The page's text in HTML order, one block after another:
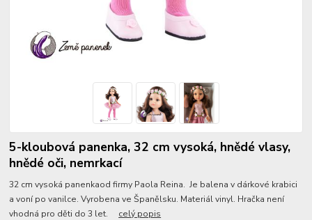
5-kloubová panenka, 32 cm vysoká, hnědé vlasy,
hnědé oči, nemrkací
32 cm vysoká panenkaod firmy Paola Reina. Je balena v dárkové krabici
a voní po vanilce. Vyrobena ve Španělsku. Materiál vinyl. Hračka není
vhodná pro děti do 3 let. celý popis